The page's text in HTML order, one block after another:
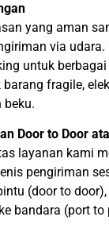
yang aman
via
untuk
fragile,
beku.
Door to Door
layanan kami
pengiriman
(door to
bandara (port to